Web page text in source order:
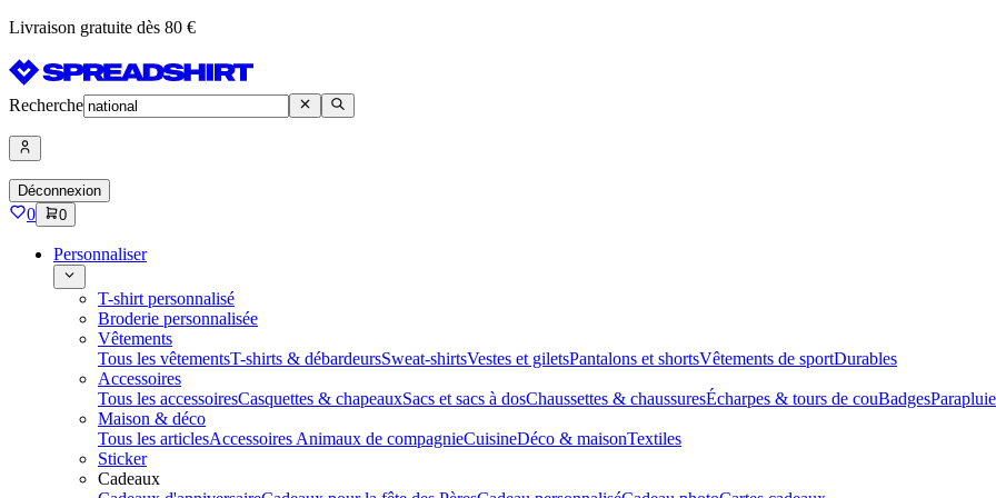
Livraison gratuite dès 80 €
Recherche
Déconnexion
0 0
Personnaliser
T-shirt personnalisé
Broderie personnalisée
Vêtements
Tous les vêtementsT-shirts & débardeursSweat-shirtsVestes et giletsPantalons et shortsVêtements de sportDurables
Accessoires
Tous les accessoiresCasquettes & chapeauxSacs et sacs à dosChaussettes & chaussuresÉcharpes & tours de couBadges
Maison & déco
Tous les articlesAccessoires Animaux de compagnieCuisineDéco & maisonTextiles
Sticker
Cadeaux